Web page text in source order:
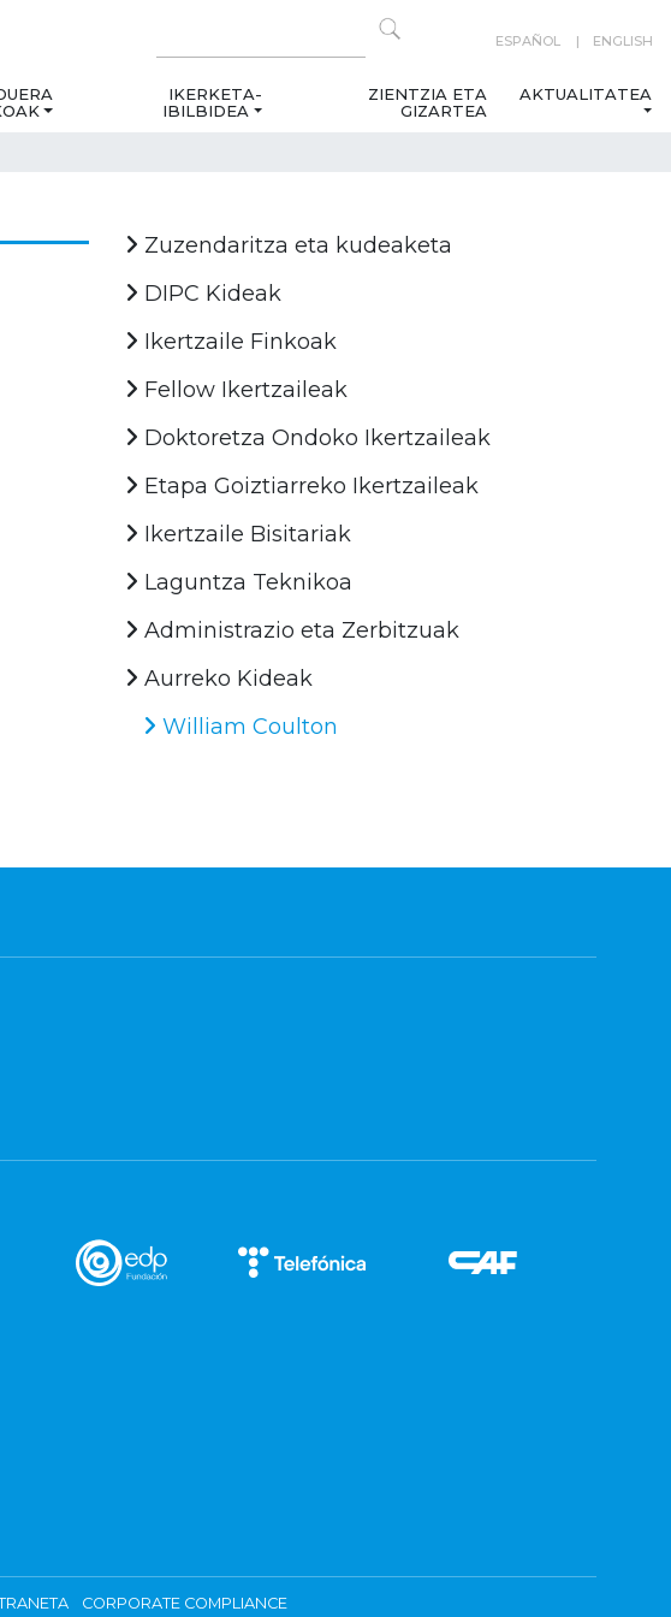
ESPAÑOL ENGLISH
IKERKETA-
IBILBIDEA
ZIENTZIA ETA
GIZARTEA
AKTUALITATEA
Zuzendaritza eta kudeaketa
DIPC Kideak
Ikertzaile Finkoak
Fellow Ikertzaileak
Doktoretza Ondoko Ikertzaileak
Etapa Goiztiarreko Ikertzaileak
Ikertzaile Bisitariak
Laguntza Teknikoa
Administrazio eta Zerbitzuak
Aurreko Kideak
William Coulton
CORPORATE COMPLIANCE